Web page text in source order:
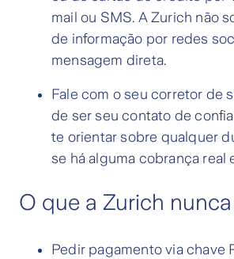
mail ou SMS. A Zurich não
de informação por redes
mensagem direta.
Fale com o seu corretor de
de ser seu contato de
te orientar sobre qualquer
se há alguma cobrança real
O que a Zurich
Pedir pagamento via chave